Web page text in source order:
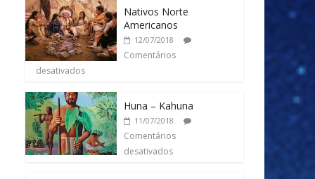
Nativos Norte
Americanos
12/07/2018
Comentários
desativados
Huna – Kahuna
11/07/2018
Comentários
desativados